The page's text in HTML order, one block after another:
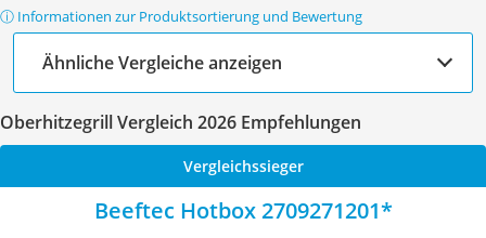
ⓘ Informationen zur Produktsortierung und Bewertung
Ähnliche Vergleiche anzeigen
Oberhitzegrill Vergleich 2026 Empfehlungen
Vergleichssieger
Beeftec Hotbox 2709271201